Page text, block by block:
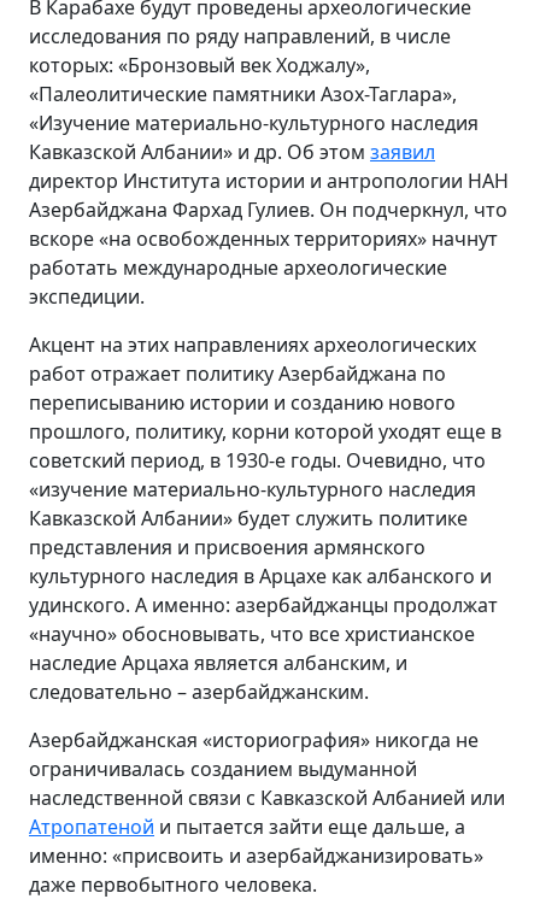
В Карабахе будут проведены археологические
исследования по ряду направлений, в числе
которых: «Бронзовый век Ходжалу»,
«Палеолитические памятники Азох-Таглара»,
«Изучение материально-культурного наследия
Кавказской Албании» и др. Об этом заявил
директор Института истории и антропологии НАН
Азербайджана Фархад Гулиев. Он подчеркнул, что
вскоре «на освобожденных территориях» начнут
работать международные археологические
экспедиции.
Акцент на этих направлениях археологических
работ отражает политику Азербайджана по
переписыванию истории и созданию нового
прошлого, политику, корни которой уходят еще в
советский период, в 1930-е годы. Очевидно, что
«изучение материально-культурного наследия
Кавказской Албании» будет служить политике
представления и присвоения армянского
культурного наследия в Арцахе как албанского и
удинского. А именно: азербайджанцы продолжат
«научно» обосновывать, что все христианское
наследие Арцаха является албанским, и
следовательно – азербайджанским.
Азербайджанская «историография» никогда не
ограничивалась созданием выдуманной
наследственной связи с Кавказской Албанией или
Атропатеной и пытается зайти еще дальше, а
именно: «присвоить и азербайджанизировать»
даже первобытного человека.